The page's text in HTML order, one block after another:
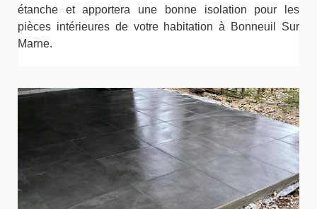
étanche et apportera une bonne isolation pour les
pièces intérieures de votre habitation à Bonneuil Sur
Marne.